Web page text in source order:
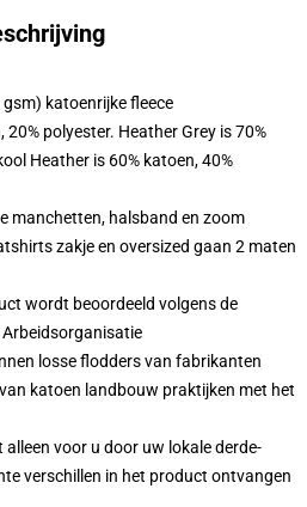
katoenrijke fleece
20% polyester. Heather Grey is 70%
Heather is 60% katoen, 40%
manchetten, halsband en zoom
zakje en oversized gaan 2 maten
wordt beoordeeld volgens de
losse flodders van fabrikanten
katoen landbouw praktijken met het
voor u door uw lokale derde-
verschillen in het product ontvangen